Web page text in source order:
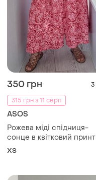
350 грн
3
315 грн з 11 серп
ASOS
Рожева міді спідниця-
сонце в квітковий принт
ХS